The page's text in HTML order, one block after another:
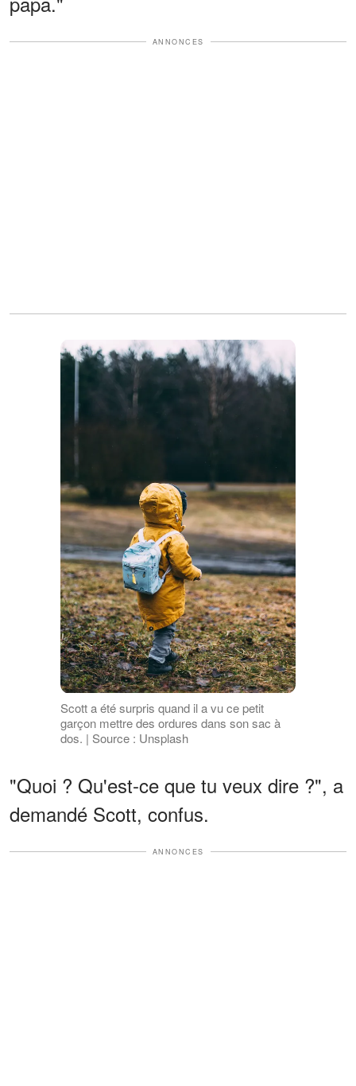
ANNONCES
Scott a été surpris quand il a vu ce petit
garçon mettre des ordures dans son sac à
dos. | Source : Unsplash
"Quoi ? Qu'est-ce que tu veux dire ?", a
demandé Scott, confus.
ANNONCES